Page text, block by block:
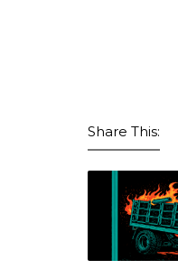
Share This: